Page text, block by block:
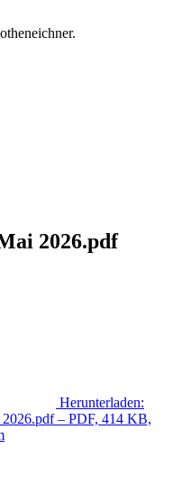
2026.pdf
Herunterladen:
– PDF, 414 KB,